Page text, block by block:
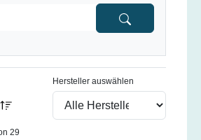
Hersteller auswählen
29